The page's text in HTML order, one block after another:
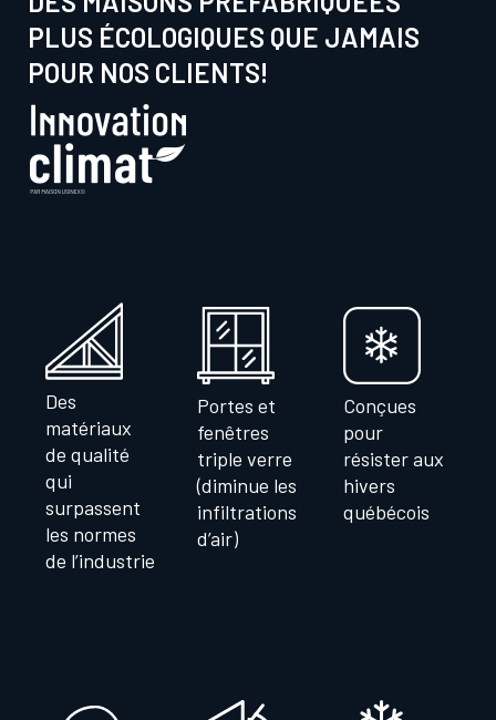
PLUS ÉCOLOGIQUES QUE JAMAIS
POUR NOS CLIENTS!
Des
matériaux
de qualité
qui
surpassent
les normes
de l’industrie
Portes et
fenêtres
triple verre
(diminue les
infiltrations
d’air)
Conçues
pour
résister aux
hivers
québécois